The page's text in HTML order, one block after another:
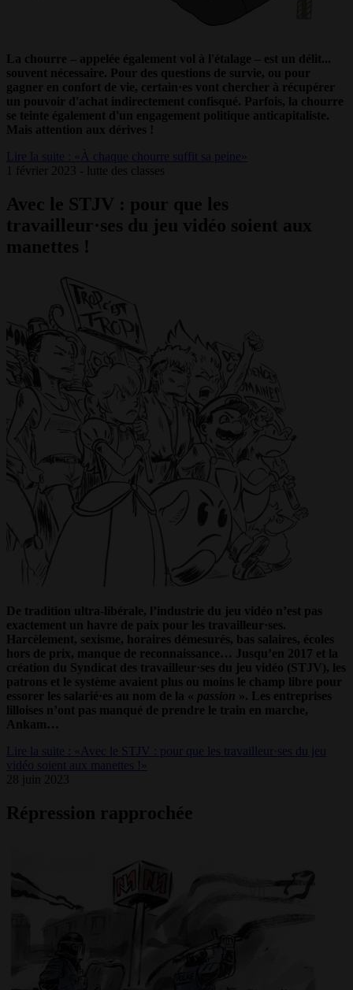
La chourre – appelée également vol à l'étalage – est un délit...
souvent nécessaire. Pour des questions de survie, ou pour
gagner en confort de vie, certain·es vont chercher à récupérer
un pouvoir d'achat indirectement confisqué. Parfois, la chourre
se teinte également d'un engagement politique anticapitaliste.
Mais attention aux dérives !
Lire la suite : «À chaque chourre suffit sa peine»
1 février 2023 - lutte des classes
Avec le STJV : pour que les
travailleur·ses du jeu vidéo soient aux
manettes !
De tradition ultra-libérale, l’industrie du jeu vidéo n’est pas
exactement un havre de paix pour les travailleur·ses.
Harcèlement, sexisme, horaires démesurés, bas salaires, écoles
hors de prix, manque de reconnaissance… Jusqu’en 2017 et la
création du Syndicat des travailleur·ses du jeu vidéo (STJV), les
patrons et le système avaient plus ou moins le champ libre pour
essorer les salarié·es au nom de la « passion ». Les entreprises
lilloises n’ont pas manqué de prendre le train en marche,
Ankam…
Lire la suite : «Avec le STJV : pour que les travailleur·ses du jeu
vidéo soient aux manettes !»
28 juin 2023
Répression rapprochée